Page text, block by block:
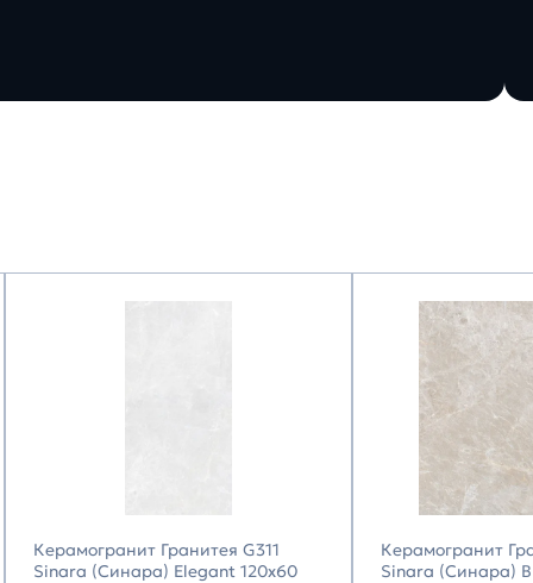
Керамогранит Гранитея G311
Sinara (Синара) Elegant 120х60
Керамогранит
Sinara (Синара)